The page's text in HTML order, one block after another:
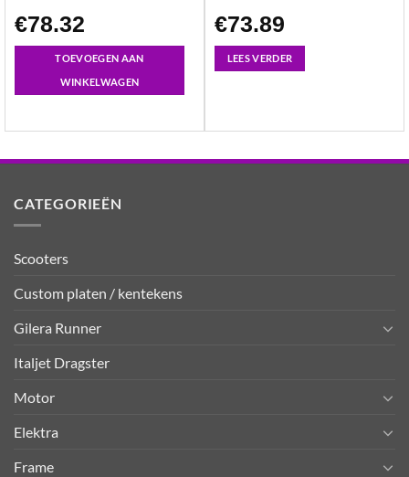
€78.32
TOEVOEGEN AAN
WINKELWAGEN
€73.89
LEES VERDER
CATEGORIEËN
Scooters
Custom platen / kentekens
Gilera Runner
Italjet Dragster
Motor
Elektra
Frame